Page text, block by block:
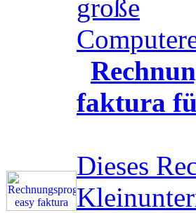
große
faktura
Dieses